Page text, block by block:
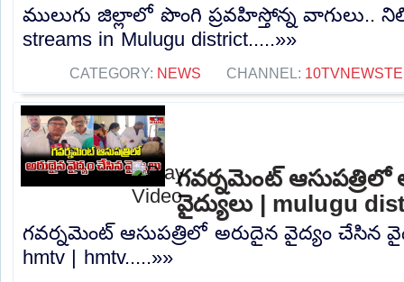
ములుగు జిల్లాలో పొంగి ప్రవహిస్తోన్న వాగులు..
streams in Mulugu district.....»»
CATEGORY: NEWS CHANNEL:
గవర్నమెంట్ ఆసుపత్రిలో
వైద్యులు | mulugu
గవర్నమెంట్ ఆసుపత్రిలో అరుదైన వైద్యం చేసిన
hmtv | hmtv.....»»